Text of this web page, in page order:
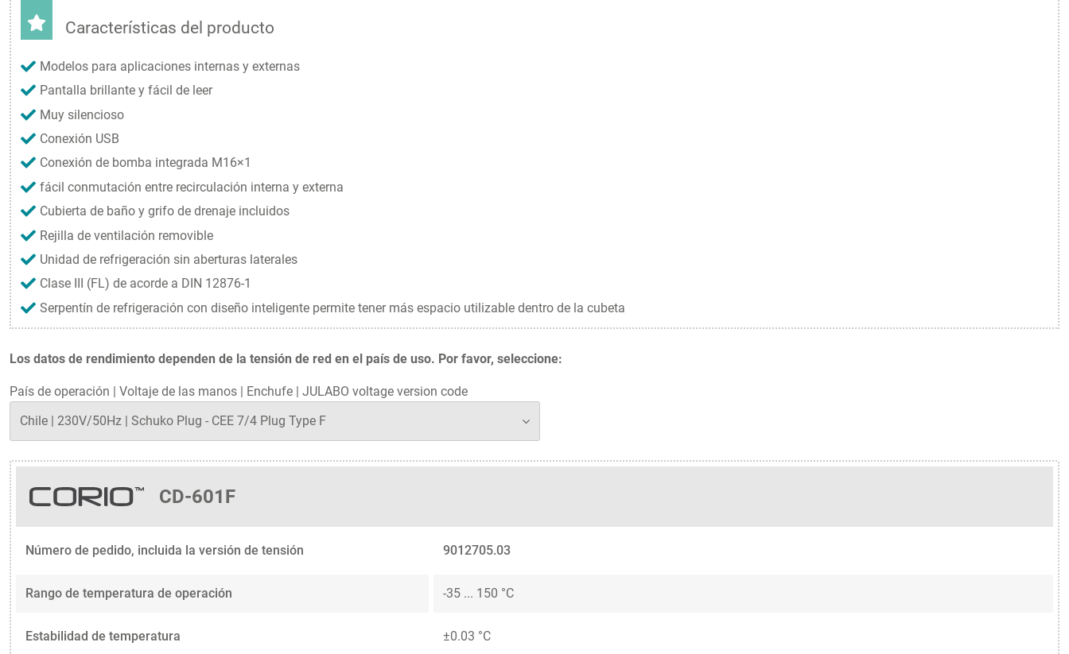
Los datos de rendimiento dependen de la tensión de red en el país de uso. Por favor, seleccione:
País de operación | Voltaje de las manos | Enchufe | JULABO voltage version code
CD-601F
Número de pedido, incluida la versión de tensión 9012705.03
Rango de temperatura de operación -35 ... 150 °C
Estabilidad de temperatura ±0.03 °C
Características del producto
Modelos para aplicaciones internas y externas
Pantalla brillante y fácil de leer
Muy silencioso
Conexión USB
Conexión de bomba integrada M16×1
fácil conmutación entre recirculación interna y externa
Cubierta de baño y grifo de drenaje incluidos
Rejilla de ventilación removible
Unidad de refrigeración sin aberturas laterales
Clase III (FL) de acorde a DIN 12876-1
Serpentín de refrigeración con diseño inteligente permite tener más espacio utilizable dentro de la cubeta